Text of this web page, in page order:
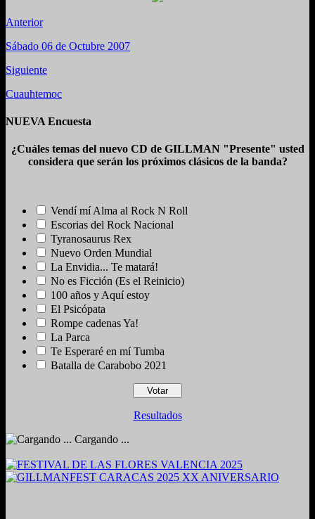
Anterior
Sábado 06 de Octubre 2007
Siguiente
Cuauhtemoc
NUEVA Encuesta
¿Cuáles temas del nuevo CD de GILLMAN "Presente" usted
considera que serán los próximos clásicos de la banda?
Vendí mí Alma al Rock N Roll
Escorias del Rock Nacional
Tyranosaurus Rex
Nuevo Orden Mundial
La Envidia... Te matará!
No es Ficción (Es el Reinicio)
100 años y Aquí estoy
El Psicópata
Rompe cadenas Ya!
La Parca
Te Esperaré en mí Tumba
Batalla de Carabobo 2021
Resultados
Cargando ...